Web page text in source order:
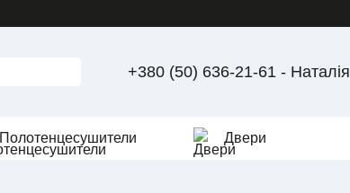
+380 (50) 636-21-61 - Наталія
Полотенцесушители Двери